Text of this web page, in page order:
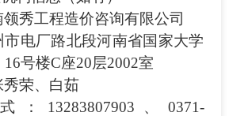
秀工程造价咨询有限公司
市电厂路北段河南省国家大学
16号楼C座20层2002室
荣、白茹
： 13283807903、0371-